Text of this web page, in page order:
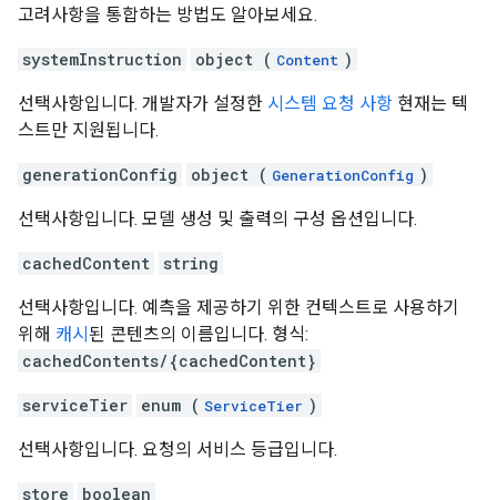
고려사항을 통합하는 방법도 알아보세요.
systemInstruction object ( Content )
선택사항입니다. 개발자가 설정한 시스템 요청 사항 현재는 텍
스트만 지원됩니다.
generationConfig object ( GenerationConfig )
선택사항입니다. 모델 생성 및 출력의 구성 옵션입니다.
cachedContent string
선택사항입니다. 예측을 제공하기 위한 컨텍스트로 사용하기
위해 캐시 된 콘텐츠의 이름입니다. 형식:
cachedContents/{cachedContent}
serviceTier enum ( ServiceTier )
선택사항입니다. 요청의 서비스 등급입니다.
store boolean